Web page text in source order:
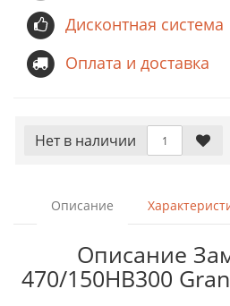
Дисконтная система
Оплата и доставка
Нет в наличии
Описание
Описание
470/150HB300